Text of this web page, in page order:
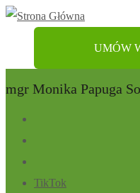
UMÓW
mgr Monika Papuga
TikTok